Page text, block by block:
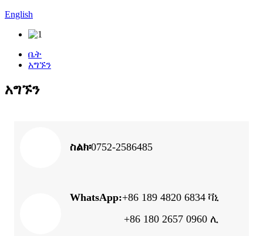
English
ቤት
አግኙን
አግኙን
ስልክ፡0752-2586485
WhatsApp:+86 189 4820 6834 ቫኒ
+86 180 2657 0960 ሊ